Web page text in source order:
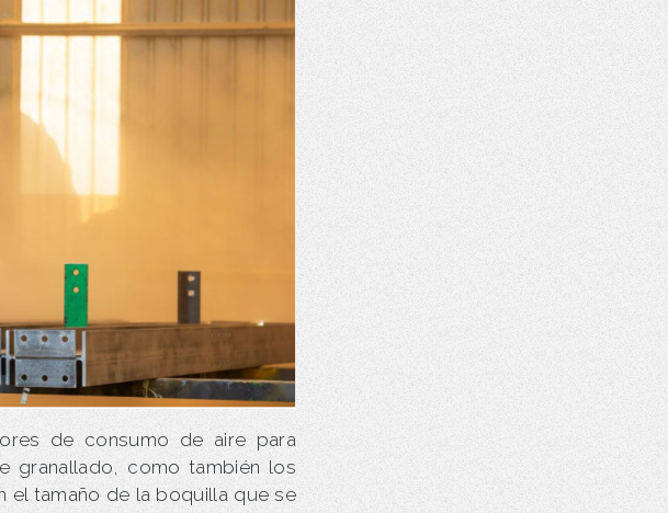
de consumo de aire para
granallado, como también los
el tamaño de la boquilla que se